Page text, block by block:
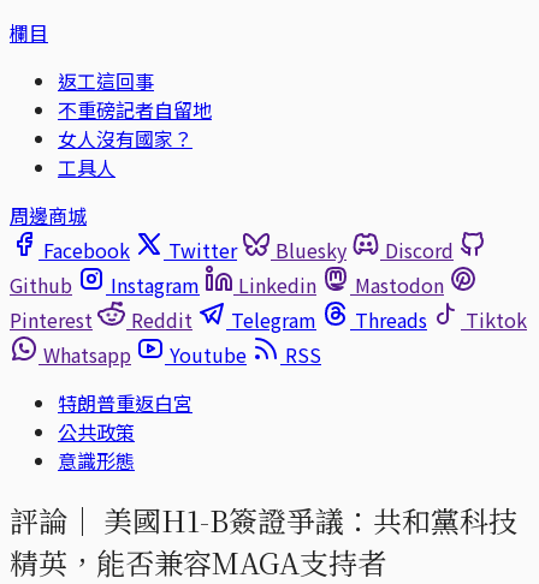
欄目
返工這回事
不重磅記者自留地
女人沒有國家？
工具人
周邊商城
Facebook
Twitter Bluesky
Discord
Github
Instagram Linkedin
Mastodon
Pinterest
Reddit Telegram Threads
Tiktok
Whatsapp
Youtube
RSS
特朗普重返白宮
公共政策
意識形態
評論｜ 美國H1-B簽證爭議：共和黨科技
精英，能否兼容MAGA支持者